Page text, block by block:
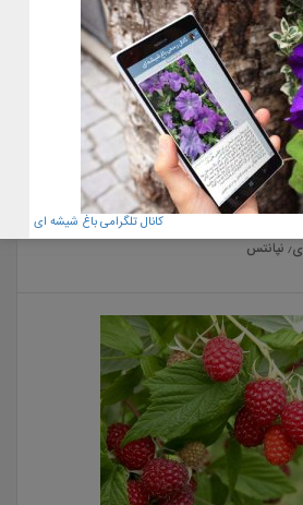
کانال تلگرامی باغ شیشه ای